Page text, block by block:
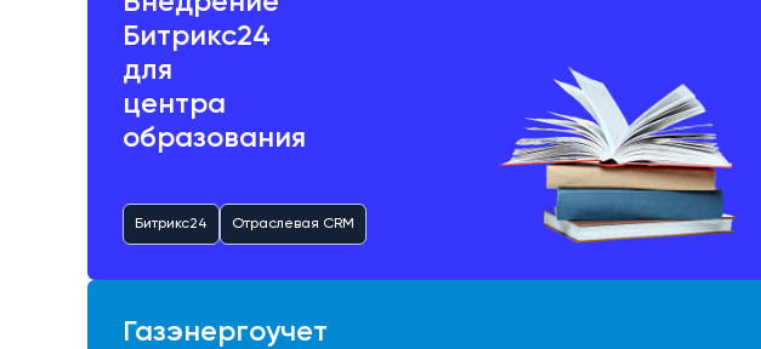
Битрикс24
для
центра
образования
Битрикс24 Отраслевая CRM
Газэнергоучет